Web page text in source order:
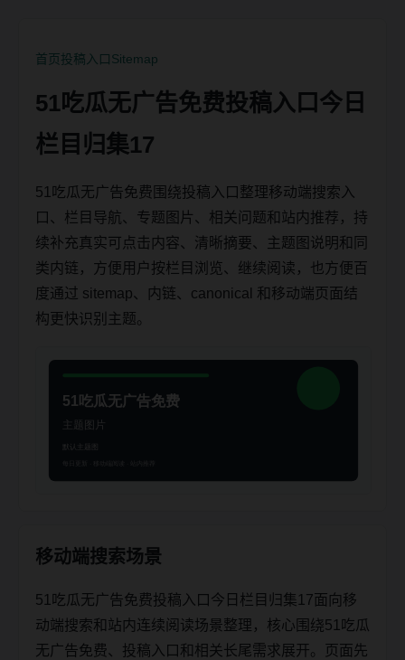
首页投稿入口Sitemap
51吃瓜无广告免费投稿入口今日
栏目归集17
51吃瓜无广告免费围绕投稿入口整理移动端搜索入
口、栏目导航、专题图片、相关问题和站内推荐，持
续补充真实可点击内容、清晰摘要、主题图说明和同
类内链，方便用户按栏目浏览、继续阅读，也方便百
度通过 sitemap、内链、canonical 和移动端页面结
构更快识别主题。
移动端搜索场景
51吃瓜无广告免费投稿入口今日栏目归集17面向移
动端搜索和站内连续阅读场景整理，核心围绕51吃瓜
无广告免费、投稿入口和相关长尾需求展开。页面先